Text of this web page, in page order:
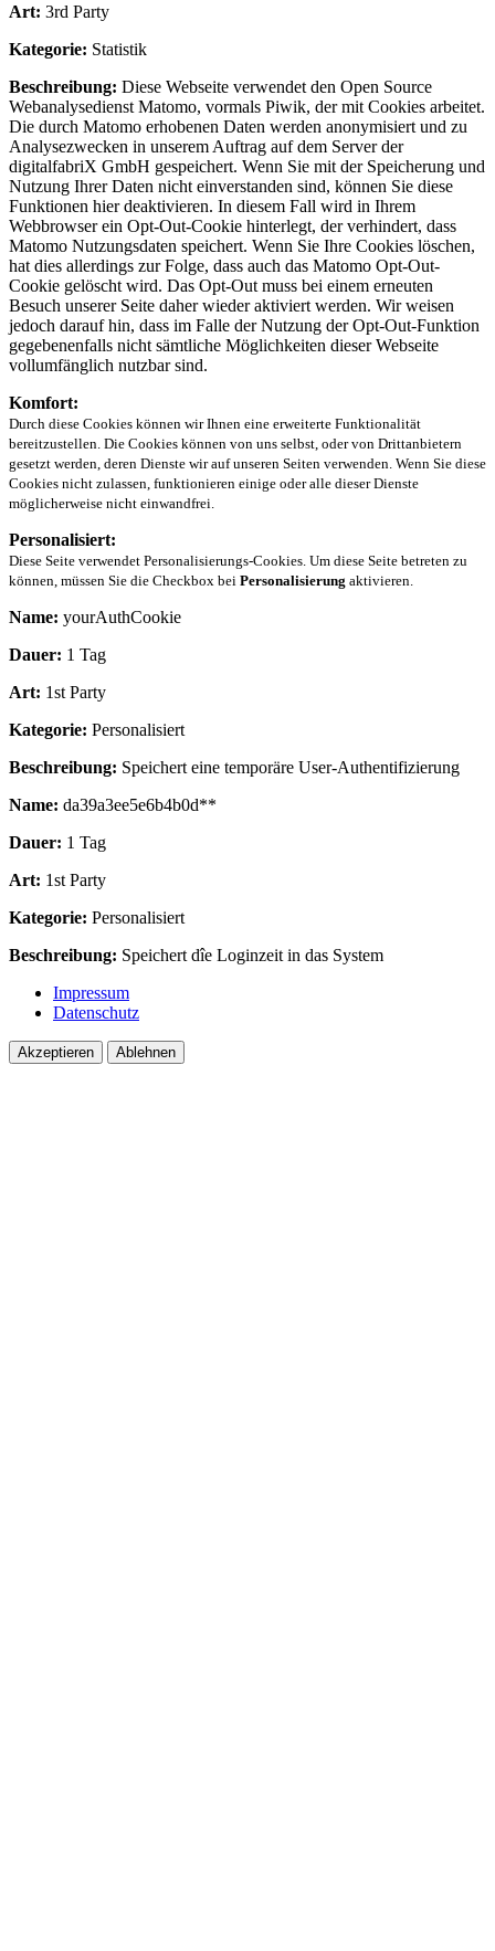
Art: 3rd Party
Kategorie: Statistik
Beschreibung: Diese Webseite verwendet den Open Source
Webanalysedienst Matomo, vormals Piwik, der mit Cookies arbeitet.
Die durch Matomo erhobenen Daten werden anonymisiert und zu
Analysezwecken in unserem Auftrag auf dem Server der
digitalfabriX GmbH gespeichert. Wenn Sie mit der Speicherung und
Nutzung Ihrer Daten nicht einverstanden sind, können Sie diese
Funktionen hier deaktivieren. In diesem Fall wird in Ihrem
Webbrowser ein Opt-Out-Cookie hinterlegt, der verhindert, dass
Matomo Nutzungsdaten speichert. Wenn Sie Ihre Cookies löschen,
hat dies allerdings zur Folge, dass auch das Matomo Opt-Out-
Cookie gelöscht wird. Das Opt-Out muss bei einem erneuten
Besuch unserer Seite daher wieder aktiviert werden. Wir weisen
jedoch darauf hin, dass im Falle der Nutzung der Opt-Out-Funktion
gegebenenfalls nicht sämtliche Möglichkeiten dieser Webseite
vollumfänglich nutzbar sind.
Komfort:
Durch diese Cookies können wir Ihnen eine erweiterte Funktionalität
bereitzustellen. Die Cookies können von uns selbst, oder von Drittanbietern
gesetzt werden, deren Dienste wir auf unseren Seiten verwenden. Wenn Sie diese
Cookies nicht zulassen, funktionieren einige oder alle dieser Dienste
möglicherweise nicht einwandfrei.
Personalisiert:
Diese Seite verwendet Personalisierungs-Cookies. Um diese Seite betreten zu
können, müssen Sie die Checkbox bei Personalisierung aktivieren.
Name: yourAuthCookie
Dauer: 1 Tag
Art: 1st Party
Kategorie: Personalisiert
Beschreibung: Speichert eine temporäre User-Authentifizierung
Name: da39a3ee5e6b4b0d**
Dauer: 1 Tag
Art: 1st Party
Kategorie: Personalisiert
Beschreibung: Speichert dîe Loginzeit in das System
Impressum
Datenschutz
Akzeptieren Ablehnen